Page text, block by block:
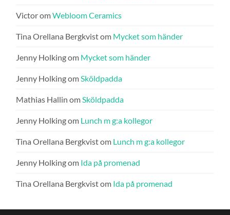
VictoromWebloom Ceramics
Tina Orellana Bergkvistom Mycket som händer
Jenny Holkingom Mycket som händer
Jenny HolkingomSköldpadda
Mathias Hallin omSköldpadda
Jenny Holkingom Lunch m g:a kollegor
Tina Orellana Bergkvistom Lunch m g:a kollegor
Jenny Holkingom Ida på promenad
Tina Orellana Bergkvistom Ida på promenad